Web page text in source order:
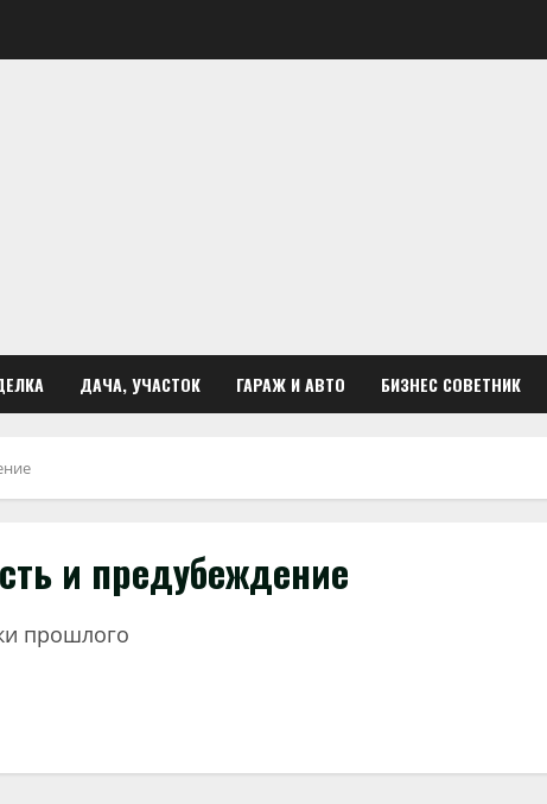
ДАЧА, УЧАСТОК ГАРАЖ И АВТО БИЗНЕС СОВЕТНИК
и предубеждение
прошлого